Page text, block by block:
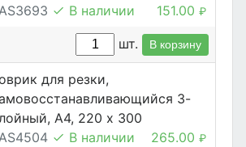
В наличии 151.00 ₽
шт. В корзину
для резки,
3-
А4, 220 х 300
В наличии 265.00 ₽